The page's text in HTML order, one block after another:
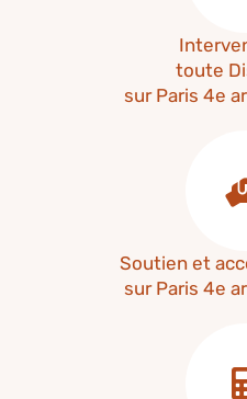
toute
sur Paris 4e
Soutien et
sur Paris 4e